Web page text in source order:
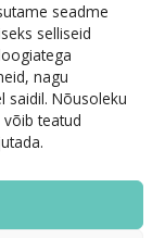
seadme
selliseid
nagu
saidil. Nõusoleku
teatud